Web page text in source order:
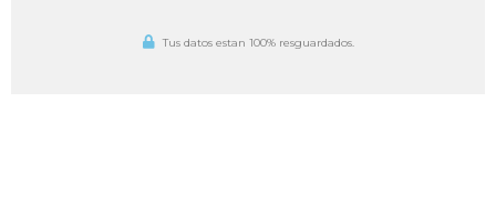
Tus datos estan 100% resguardados.